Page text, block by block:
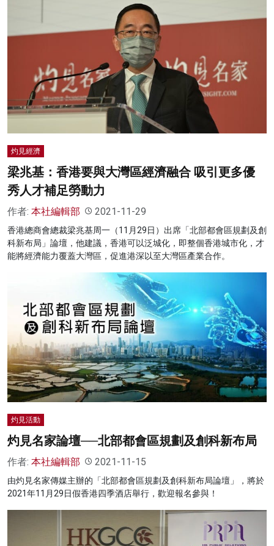
灼見經濟
梁兆基：香港要與大灣區經濟融合 吸引更多優
秀人才補足勞動力
作者: 本社編輯部 2021-11-29
香港總商會總裁梁兆基周一（11月29日）出席「北部都會區規劃及創
科新布局」論壇，他建議，香港可以泛城化，即整個香港城市化，才
能將經濟能力覆蓋大灣區，促進港深以至大灣區產業合作。
灼見活動
灼見名家論壇──北部都會區規劃及創科新布局
作者: 本社編輯部 2021-11-15
由灼見名家傳媒主辦的「北部都會區規劃及創科新布局論壇」，將於
2021年11月29日假香港四季酒店舉行，歡迎報名參與！